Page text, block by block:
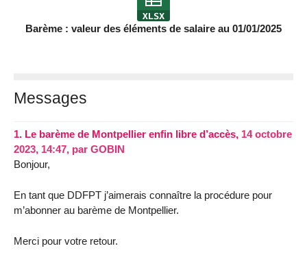
Barème : valeur des éléments de salaire au 01/01/2025
Messages
1. Le barème de Montpellier enfin libre d’accès, 14 octobre
2023, 14:47, par GOBIN
Bonjour,
En tant que DDFPT j’aimerais connaître la procédure pour
m’abonner au barème de Montpellier.
Merci pour votre retour.